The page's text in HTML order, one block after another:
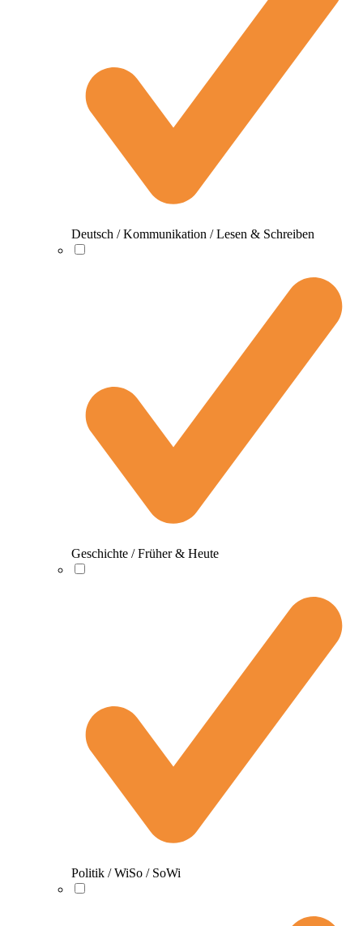
Deutsch / Kommunikation / Lesen & Schreiben
Geschichte / Früher & Heute
Politik / WiSo / SoWi